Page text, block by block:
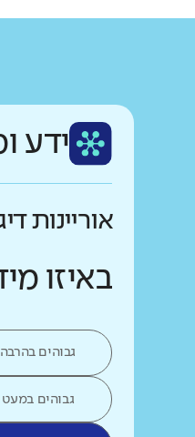
ידע
אוריינות
באיזו
גבוהים
גבוהים